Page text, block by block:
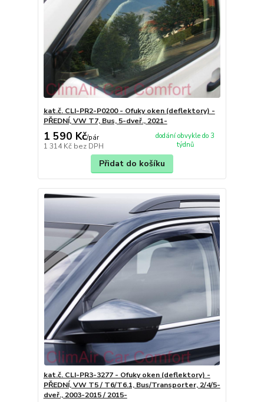
kat.č. CLI-PR2-P0200 - Ofuky oken (deflektory) -
PŘEDNÍ, VW T7, Bus, 5-dveř., 2021-
1 590 Kč/pár
1 314 Kč bez DPH
dodání obvykle do 3
týdnů
Přidat do košíku
kat.č. CLI-PR3-3277 - Ofuky oken (deflektory) -
PŘEDNÍ, VW T5 / T6/T6.1, Bus/Transporter, 2/4/5-
dveř., 2003-2015 / 2015-